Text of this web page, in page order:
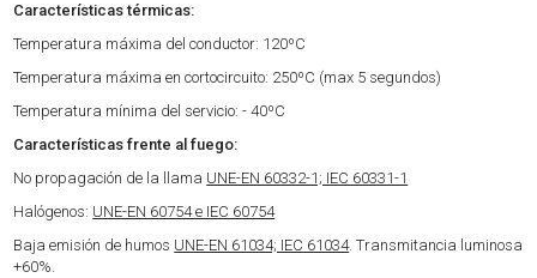
Características térmicas:
Temperatura máxima del conductor: 120ºC
Temperatura máxima en cortocircuito: 250ºC (max 5 segundos)
Temperatura mínima del servicio: - 40ºC
Características frente al fuego:
No propagación de la llama UNE-EN 60332-1; IEC 60331-1
Halógenos: UNE-EN 60754 e IEC 60754
Baja emisión de humos UNE-EN 61034; IEC 61034. Transmitancia luminosa
+60%.